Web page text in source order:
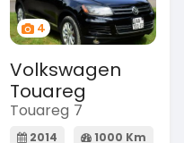
4
Volkswagen
Touareg
Touareg 7
2014 1000 Km